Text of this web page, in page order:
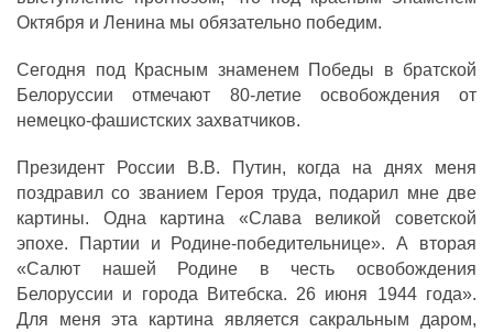
Октября и Ленина мы обязательно победим.
Сегодня под Красным знаменем Победы в братской
Белоруссии отмечают 80-летие освобождения от
немецко-фашистских захватчиков.
Президент России В.В. Путин, когда на днях меня
поздравил со званием Героя труда, подарил мне две
картины. Одна картина «Слава великой советской
эпохе. Партии и Родине-победительнице». А вторая
«Салют нашей Родине в честь освобождения
Белоруссии и города Витебска. 26 июня 1944 года».
Для меня эта картина является сакральным даром,